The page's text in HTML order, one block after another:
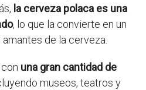
la cerveza polaca es una
, lo que la convierte en un
de la cerveza.
una gran cantidad de
museos, teatros y